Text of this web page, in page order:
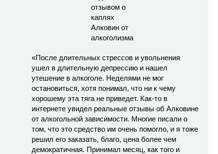
«После длительных стрессов и увольнения
ушел в длительную депрессию и нашел
утешение в алкоголе. Неделями не мог
остановиться, хотя понимал, что ни к чему
хорошему эта тяга не приведет. Как-то в
интернете увидел реальные отзывы об Алковине
от алкогольной зависимости. Многие писали о
том, что это средство им очень помогло, и я тоже
решил его заказать, благо, цена более чем
демократичная. Принимал месяц, как того и